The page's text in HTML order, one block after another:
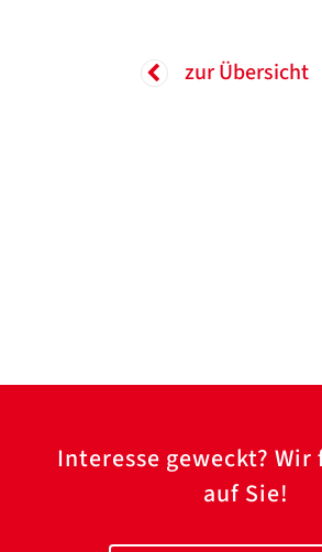
zur Übersicht
Interesse geweckt? Wir
auf Sie!